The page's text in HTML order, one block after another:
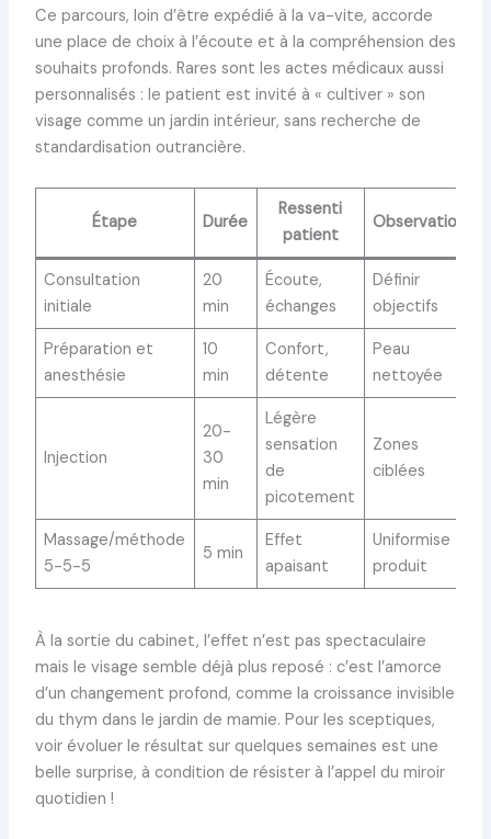
Ce parcours, loin d’être expédié à la va-vite, accorde
une place de choix à l’écoute et à la compréhension des
souhaits profonds. Rares sont les actes médicaux aussi
personnalisés : le patient est invité à « cultiver » son
visage comme un jardin intérieur, sans recherche de
standardisation outrancière.
Étape Durée
Ressenti
patient
Observation
Consultation
initiale
20
min
Écoute,
échanges
Définir
objectifs
Préparation et
anesthésie
10
min
Confort,
détente
Peau
nettoyée
Injection
20-
30
min
Légère
sensation
de
picotement
Zones
ciblées
Massage/méthode
5-5-5
5 min
Effet
apaisant
Uniformise
produit
À la sortie du cabinet, l’effet n’est pas spectaculaire
mais le visage semble déjà plus reposé : c’est l’amorce
d’un changement profond, comme la croissance invisible
du thym dans le jardin de mamie. Pour les sceptiques,
voir évoluer le résultat sur quelques semaines est une
belle surprise, à condition de résister à l’appel du miroir
quotidien !